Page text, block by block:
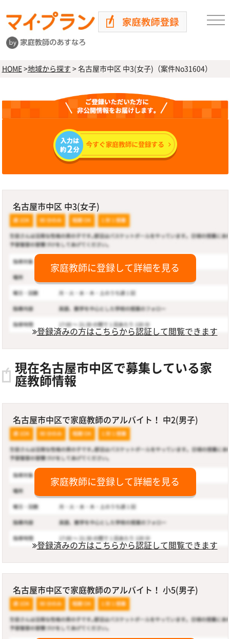
HOME>地域から探す >名古屋市中区 中3(女子)（案件No31604）
名古屋市中区 中3(女子)
家庭教師に登録して詳細を見る
登録済みの方はこちらから認証して閲覧できます
現在名古屋市中区で募集している家
庭教師情報
名古屋市中区で家庭教師のアルバイト！ 中2(男子)
家庭教師に登録して詳細を見る
登録済みの方はこちらから認証して閲覧できます
名古屋市中区で家庭教師のアルバイト！ 小5(男子)